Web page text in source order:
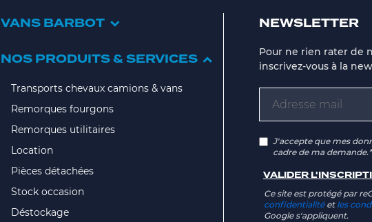
VANS BARBOT
NOS PRODUITS & SERVICES
Transports chevaux camions & vans
Remorques fourgons
Remorques utilitaires
Location
Pièces détachées
Stock occasion
Déstockage
NEWSLETTER
Pour ne rien rater de
inscrivez-vous à la
J'accepte que mes
cadre de ma demande.*
Ce site est protégé par
confidentialitéet les
Google s'appliquent.